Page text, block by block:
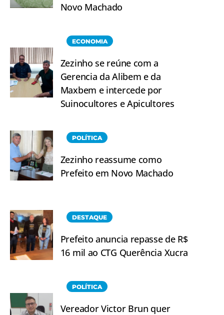
Novo Machado
ECONOMIA
Zezinho se reúne com a
Gerencia da Alibem e da
Maxbem e intercede por
Suinocultores e Apicultores
POLÍTICA
Zezinho reassume como
Prefeito em Novo Machado
DESTAQUE
Prefeito anuncia repasse de R$
16 mil ao CTG Querência Xucra
POLÍTICA
Vereador Victor Brun quer